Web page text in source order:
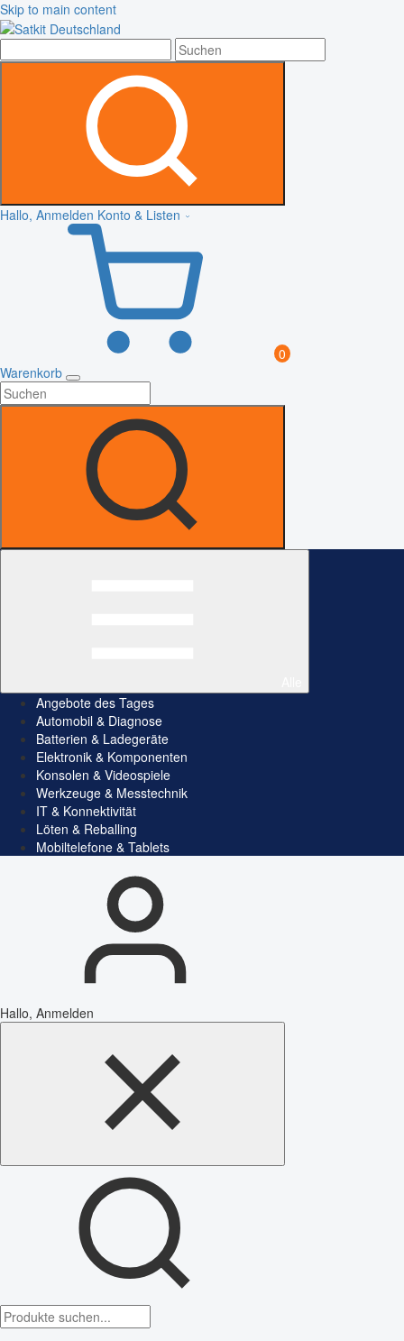
Skip to main content
Hallo, Anmelden Konto & Listen
0
Warenkorb
Angebote des Tages
Automobil & Diagnose
Batterien & Ladegeräte
Elektronik & Komponenten
Konsolen & Videospiele
Werkzeuge & Messtechnik
IT & Konnektivität
Löten & Reballing
Mobiltelefone & Tablets
Hallo, Anmelden